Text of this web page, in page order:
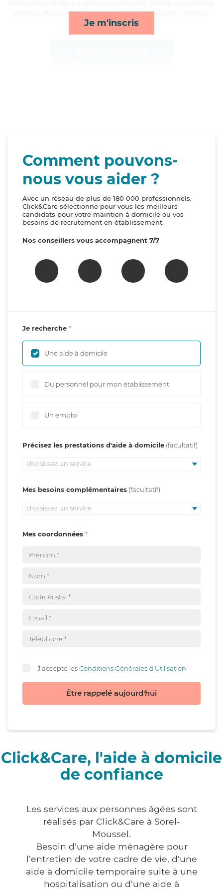
Je m'inscris
services de courses/livraison, activités, repas et mobilité*
Comment pouvons-
nous vous aider ?
Avec un réseau de plus de 180 000 professionnels,
Click&Care sélectionne pour vous les meilleurs
candidats pour votre maintien à domicile ou vos
besoins de recrutement en établissement.
Nos conseillers vous accompagnent 7/7
Je recherche
Une aide à domicile
Du personnel pour mon établissement
Un emploi
Précisez les prestations d'aide à domicile
choisissez un service
Mes besoins complémentaires
choisissez un service
Mes coordonnées
J'accepte lesConditions Générales d'Utilisation
Être rappelé aujourd'hui
Click&Care, l'aide à domicile
de confiance
Les services aux personnes âgées sont
réalisés par Click&Care à Sorel-
Moussel.
Besoin d'une aide ménagère pour
l'entretien de votre cadre de vie, d'une
aide à domicile temporaire suite à une
hospitalisation ou d'une aide à